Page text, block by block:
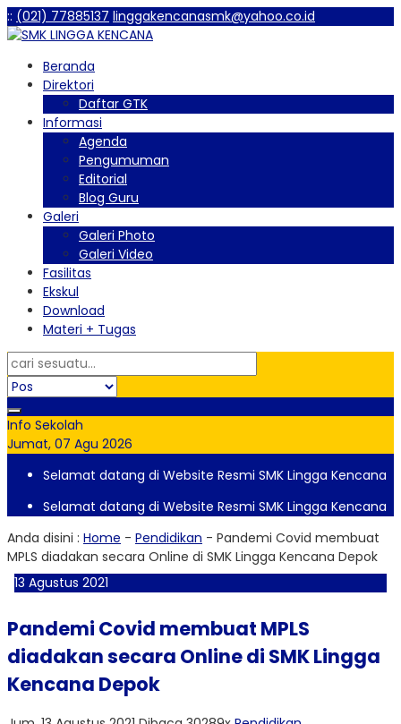
:: (021) 77885137 linggakencanasmk@yahoo.co.id
Beranda
Direktori
Daftar GTK
Informasi
Agenda
Pengumuman
Editorial
Blog Guru
Galeri
Galeri Photo
Galeri Video
Fasilitas
Ekskul
Download
Materi + Tugas
Info Sekolah
Jumat, 07 Agu 2026
Selamat datang di Website Resmi SMK Lingga Kencana
Selamat datang di Website Resmi SMK Lingga Kencana
Anda disini : Home - Pendidikan - Pandemi Covid membuat
MPLS diadakan secara Online di SMK Lingga Kencana Depok
13 Agustus 2021
Pandemi Covid membuat MPLS
diadakan secara Online di SMK Lingga
Kencana Depok